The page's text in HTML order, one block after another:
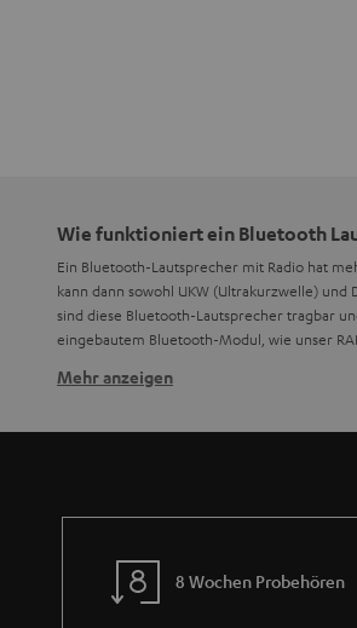
Wie funktioniert ein Bluetooth
Ein Bluetooth-Lautsprecher mit Radio hat
kann dann sowohl UKW (Ultrakurzwelle)
sind diese Bluetooth-Lautsprecher tragbar
eingebautem Bluetooth-Modul, wie unser
Gibt es Bluetooth Lautsprecher
Können sich bei Bluetooth
Tonsignal störungsfrei wiedergegeben
Mehr anzeigen
8 Wochen Probehören